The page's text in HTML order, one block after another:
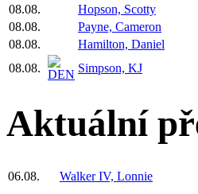
08.08.
Hopson, Scotty
08.08.
Payne, Cameron
08.08.
Hamilton, Daniel
08.08.
Simpson, KJ
Aktuální
06.08. Walker IV, Lonnie